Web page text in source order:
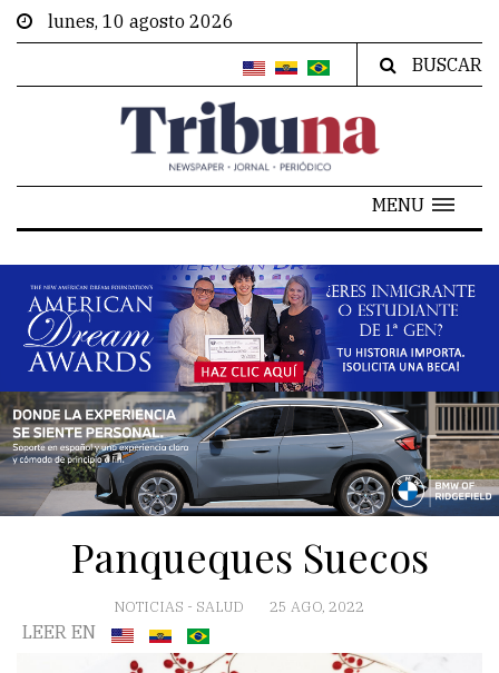
lunes, 10 agosto 2026
BUSCAR
MENU
Panqueques Suecos
NOTICIAS - SALUD 25 AGO, 2022
LEER EN